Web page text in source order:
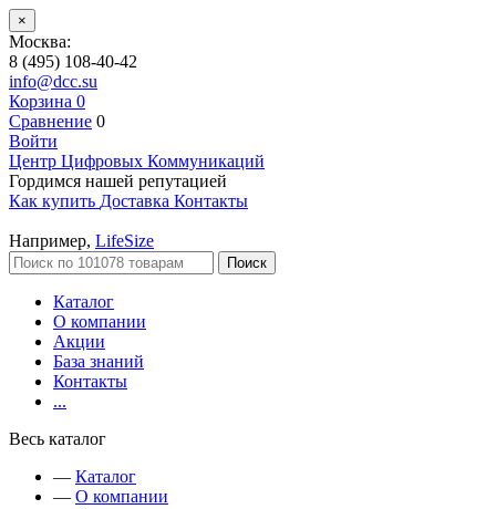
×
Москва:
8 (495) 108-40-42
info@dcc.su
Корзина 0
Сравнение 0
Войти
Центр Цифровых Коммуникаций
Гордимся нашей репутацией
Как купить Доставка Контакты
Например, LifeSize
Поиск
Каталог
О компании
Акции
База знаний
Контакты
...
Весь каталог
— Каталог
— О компании